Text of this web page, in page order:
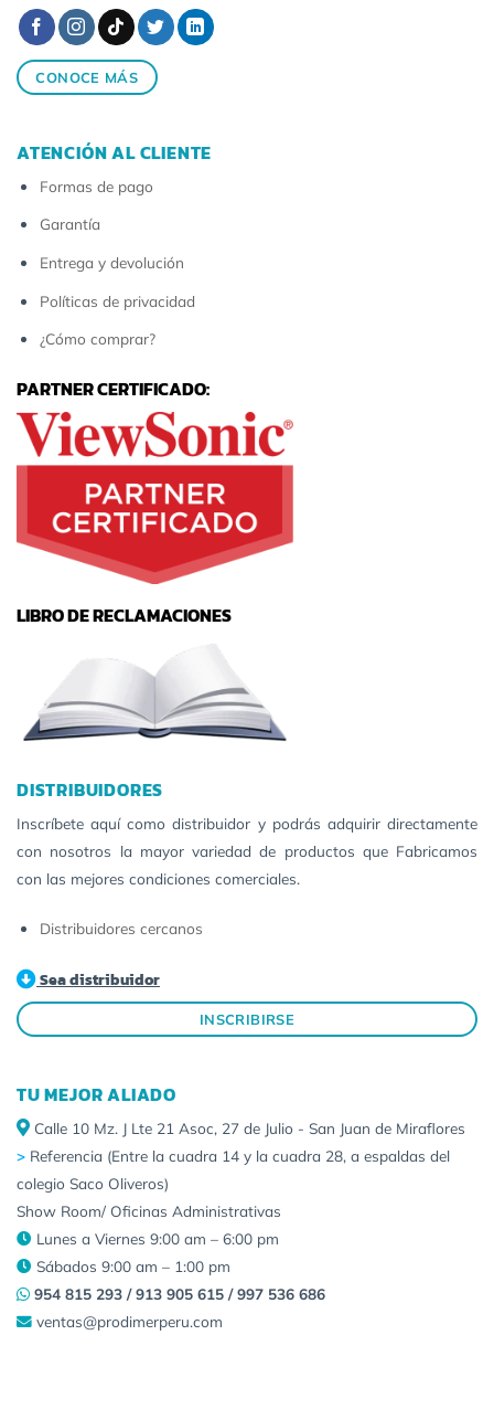
CONOCE MÁS
ATENCIÓN AL CLIENTE
Formas de pago
Garantía
Entrega y devolución
Políticas de privacidad
¿Cómo comprar?
PARTNER CERTIFICADO:
LIBRO DE RECLAMACIONES
DISTRIBUIDORES
Inscríbete aquí como distribuidor y podrás adquirir directamente
con nosotros la mayor variedad de productos que Fabricamos
con las mejores condiciones comerciales.
Distribuidores cercanos
Sea distribuidor
INSCRIBIRSE
TU MEJOR ALIADO
Calle 10 Mz. J Lte 21 Asoc, 27 de Julio - San Juan de Miraflores
> Referencia (Entre la cuadra 14 y la cuadra 28, a espaldas del
colegio Saco Oliveros)
Show Room/ Oficinas Administrativas
Lunes a Viernes 9:00 am – 6:00 pm
Sábados 9:00 am – 1:00 pm
954 815 293 / 913 905 615 / 997 536 686
ventas@prodimerperu.com